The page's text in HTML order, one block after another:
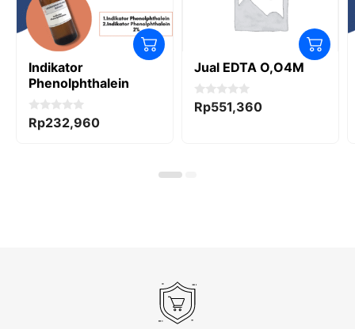
Indikator
Phenolphthalein
0
o
Rp232,960
Jual EDTA O,O4M
0
o
Rp551,360